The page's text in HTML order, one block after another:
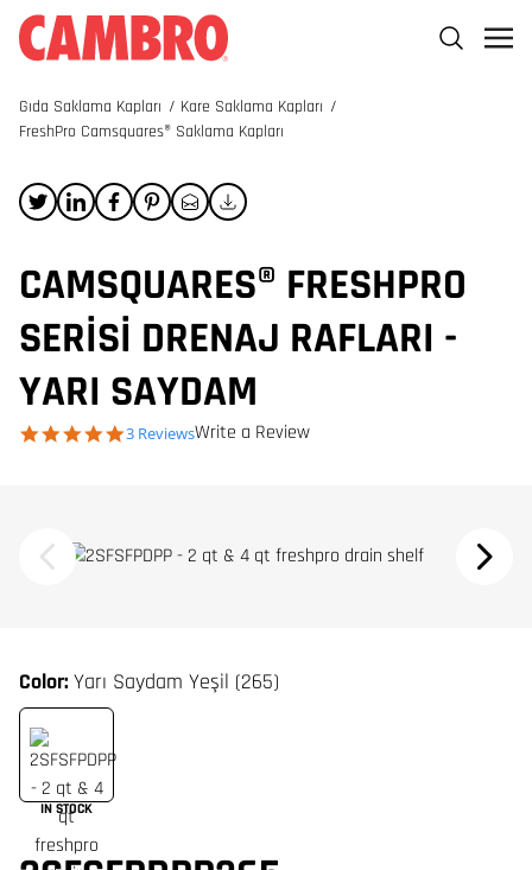
Gıda Saklama Kapları / Kare Saklama Kapları /
FreshPro Camsquares® Saklama Kapları
CAMSQUARES® FRESHPRO
SERISI DRENAJ RAFLARI -
YARI SAYDAM
5.0 star rating
3 ReviewsWrite a Review
Color: Yarı Saydam Yeşil (265)
IN STOCK